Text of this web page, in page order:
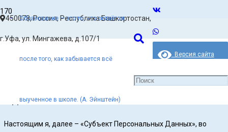
450078, Россия, Республика Башкортостан,
г.Уфа, ул. Мингажева, д.107/1
Версия сайта
для слабовидящих
Образование — это то, что остаётся
после того, как забывается всё
выученное в школе. (А. Эйнштейн)
Главная
Согласие на обработку персональных данных
Согласие на обработку персональных
данных
Настоящим я, далее – «Субъект Персональных Данных», во